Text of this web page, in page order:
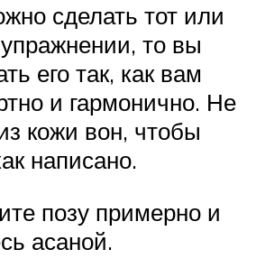
сделать тот или
то вы
его так, как вам
и гармонично. Не
кожи вон, чтобы
написано.
позу примерно и
асаной.